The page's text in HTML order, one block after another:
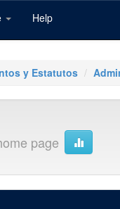
Help
y Estatutos
page